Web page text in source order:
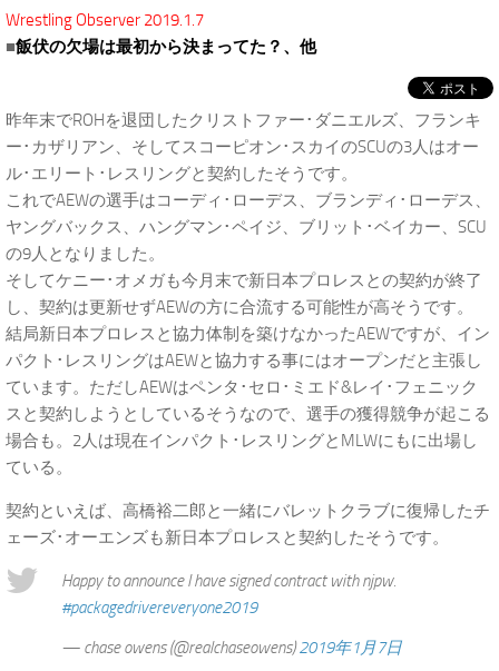
Wrestling Observer 2019.1.7
■飯伏の欠場は最初から決まってた？、他
昨年末でROHを退団したクリストファー･ダニエルズ、フランキ
ー･カザリアン、そしてスコーピオン･スカイのSCUの3人はオー
ル･エリート･レスリングと契約したそうです。
これでAEWの選手はコーディ･ローデス、ブランディ･ローデス、
ヤングバックス、ハングマン･ペイジ、ブリット･ベイカー、SCU
の9人となりました。
そしてケニー･オメガも今月末で新日本プロレスとの契約が終了
し、契約は更新せずAEWの方に合流する可能性が高そうです。
結局新日本プロレスと協力体制を築けなかったAEWですが、イン
パクト･レスリングはAEWと協力する事にはオープンだと主張し
ています。ただしAEWはペンタ･セロ･ミエド&レイ･フェニック
スと契約しようとしているそうなので、選手の獲得競争が起こる
場合も。2人は現在インパクト･レスリングとMLWにもに出場し
ている。
契約といえば、高橋裕二郎と一緒にバレットクラブに復帰したチ
ェーズ･オーエンズも新日本プロレスと契約したそうです。
Happy to announce I have signed contract with njpw.
#packagedrivereveryone2019
— chase owens (@realchaseowens)2019年1月7日